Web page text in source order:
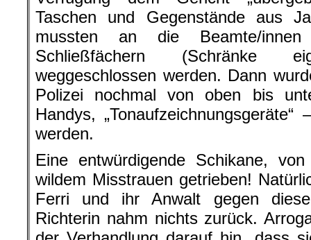
Taschen und Gegenstände aus
mussten an die Beamte/
Schließfächern (Schränke
weggeschlossen werden. Dann
Polizei nochmal von oben bis
Handys,
werden.
Eine entwürdigende Schikane,
wildem Misstrauen getrieben!
Ferri und ihr Anwalt gegen
Richterin nahm nichts zurück.